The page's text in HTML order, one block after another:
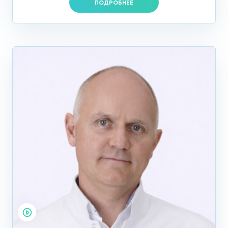
2. Для трансабдоминального (через переднюю брюшную
стенку) гинекологического УЗИ необходима подготовка
мочевого пузыря: выпить 1—1,5 литра негазированной
жидкости за 1 час до процедуры и не мочиться до
Сколько стоит УЗИ яичников
В нашей клинике на Профсоюзной индивидуальный подход
к каждому пациенту. Каждый из врачей, работающих в
центре, обладает высокой квалификацией, и именно им
можно доверить решение деликатных женских проблем.
ПОДРОБНЕЕ